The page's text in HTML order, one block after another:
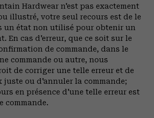
Hardwear n'est pas exactement
illustré, votre seul recours est de le
un état non utilisé pour obtenir un
En cas d'erreur, que ce soit sur le
de commande, dans le
commande ou autre, nous
de corriger une telle erreur et de
juste ou d'annuler la commande;
en présence d'une telle erreur est
commande.